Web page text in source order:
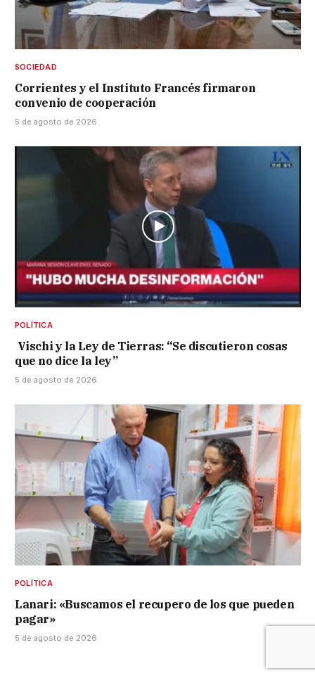
SOCIEDAD
Corrientes y el Instituto Francés firmaron
convenio de cooperación
5 de agosto de 2026
POLÍTICA
Vischi y la Ley de Tierras: “Se discutieron cosas
que no dice la ley”
5 de agosto de 2026
POLÍTICA
Lanari: «Buscamos el recupero de los que pueden
pagar»
5 de agosto de 2026